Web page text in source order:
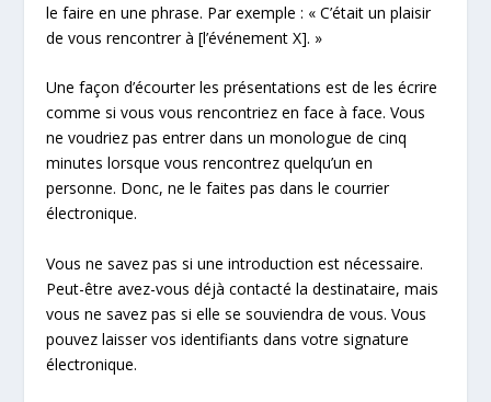
le faire en une phrase. Par exemple : « C’était un plaisir
de vous rencontrer à [l’événement X]. »
Une façon d’écourter les présentations est de les écrire
comme si vous vous rencontriez en face à face. Vous
ne voudriez pas entrer dans un monologue de cinq
minutes lorsque vous rencontrez quelqu’un en
personne. Donc, ne le faites pas dans le courrier
électronique.
Vous ne savez pas si une introduction est nécessaire.
Peut-être avez-vous déjà contacté la destinataire, mais
vous ne savez pas si elle se souviendra de vous. Vous
pouvez laisser vos identifiants dans votre signature
électronique.